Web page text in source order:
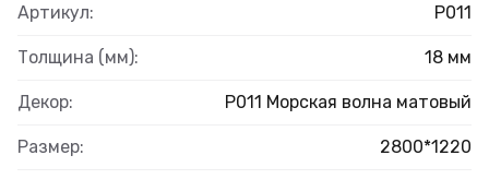
Артикул: Р011
Толщина (мм): 18 мм
Декор: Р011 Морская волна матовый
Размер: 2800*1220